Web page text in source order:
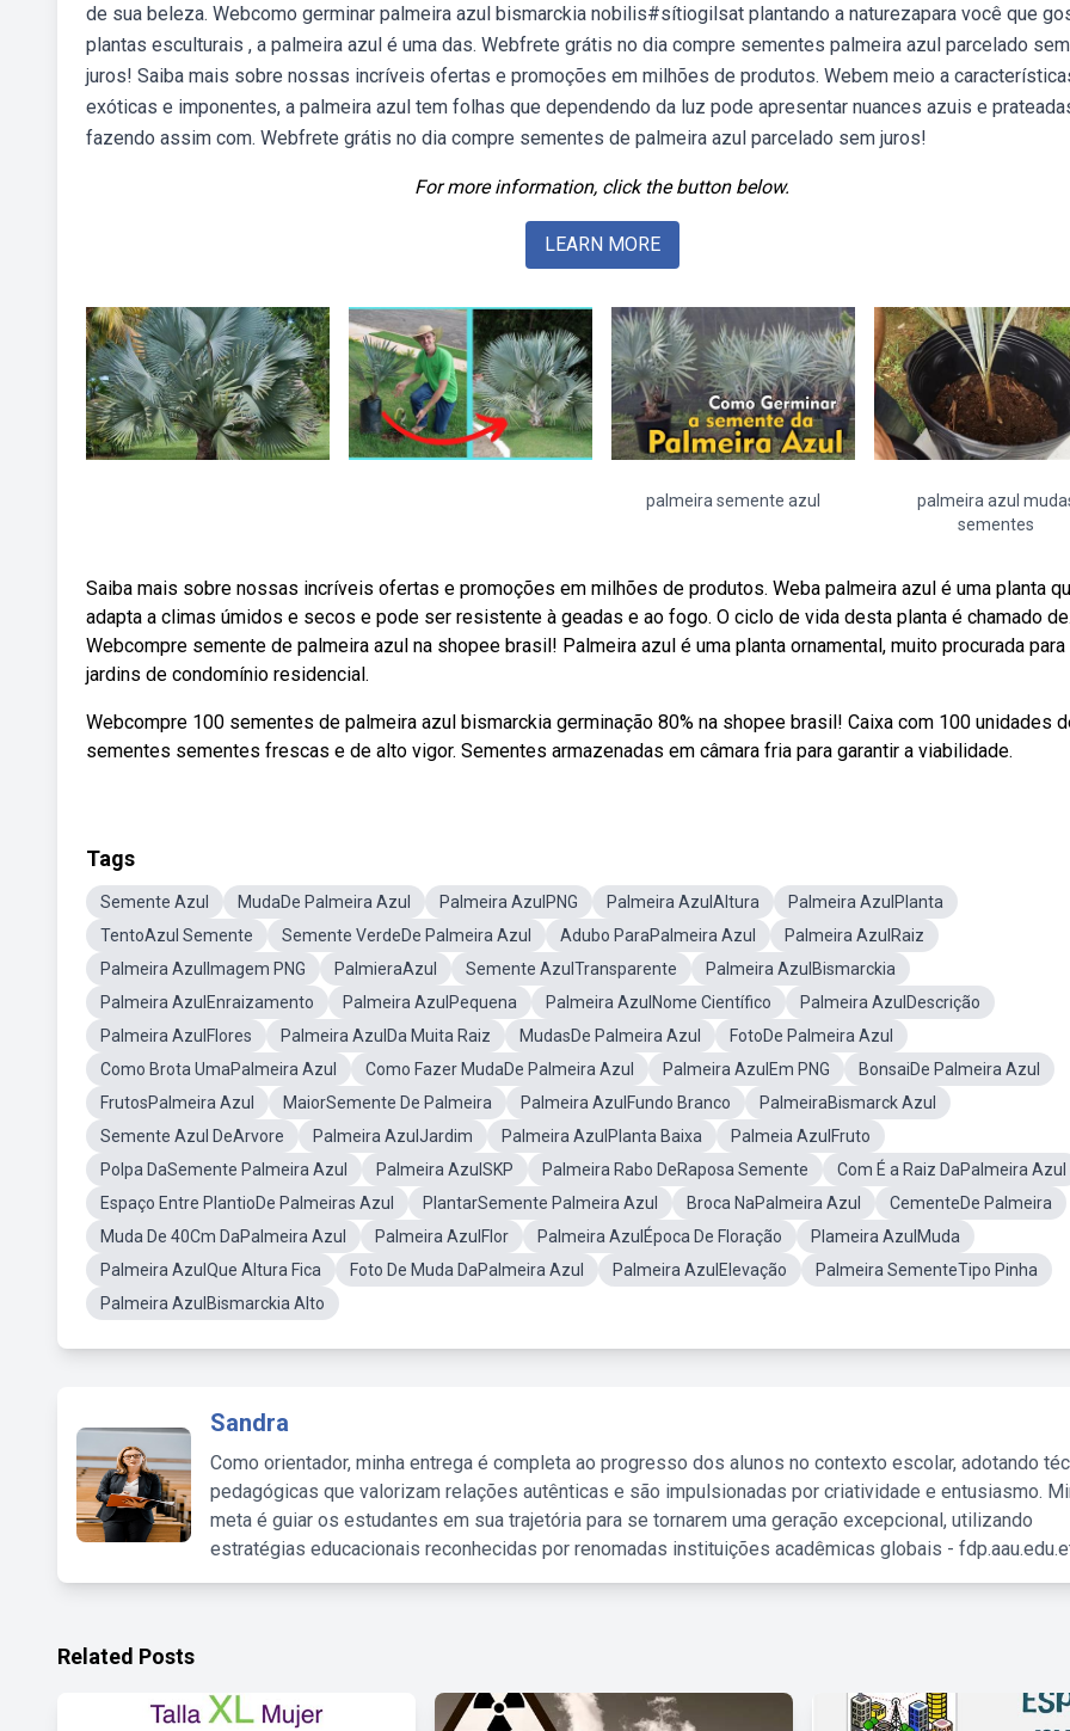
de sua beleza. Webcomo germinar palmeira azul bismarckia nobilis#sítiogilsat plantando a naturezapara você que
plantas esculturais , a palmeira azul é uma das. Webfrete grátis no dia compre sementes palmeira azul parcelado sem
juros! Saiba mais sobre nossas incríveis ofertas e promoções em milhões de produtos. Webem meio a
exóticas e imponentes, a palmeira azul tem folhas que dependendo da luz pode apresentar nuances azuis e
fazendo assim com. Webfrete grátis no dia compre sementes de palmeira azul parcelado sem juros!
For more information, click the button below.
LEARN MORE
palmeira semente azul
palmeira azul
sementes
Saiba mais sobre nossas incríveis ofertas e promoções em milhões de produtos. Weba palmeira azul é uma planta
adapta a climas úmidos e secos e pode ser resistente à geadas e ao fogo. O ciclo de vida desta planta é chamado
Webcompre semente de palmeira azul na shopee brasil! Palmeira azul é uma planta ornamental, muito procurada para
jardins de condomínio residencial.
Webcompre 100 sementes de palmeira azul bismarckia germinação 80% na shopee brasil! Caixa com 100 unidades
sementes sementes frescas e de alto vigor. Sementes armazenadas em câmara fria para garantir a viabilidade.
Tags
Semente Azul MudaDe Palmeira Azul Palmeira AzulPNG Palmeira AzulAltura
Palmeira AzulPlanta
TentoAzul Semente
Semente VerdeDe Palmeira Azul Adubo ParaPalmeira Azul
Palmeira AzulRaiz
Palmeira AzulImagem PNG
PalmieraAzul Semente AzulTransparente
Palmeira AzulBismarckia
Palmeira AzulEnraizamento
Palmeira AzulPequena Palmeira AzulNome Científico
Palmeira AzulDescrição
Palmeira AzulFlores
Palmeira AzulDa Muita Raiz MudasDe Palmeira Azul
FotoDe Palmeira Azul
Como Brota UmaPalmeira Azul
Como Fazer MudaDe Palmeira Azul Palmeira AzulEm PNG
BonsaiDe Palmeira Azul
FrutosPalmeira Azul
MaiorSemente De Palmeira Palmeira AzulFundo Branco
PalmeiraBismarck Azul
Semente Azul DeArvore
Palmeira AzulJardim Palmeira AzulPlanta Baixa
Palmeia AzulFruto
Polpa DaSemente Palmeira Azul
Palmeira AzulSKP Palmeira Rabo DeRaposa Semente
Com É a Raiz DaPalmeira Azul
Espaço Entre PlantioDe Palmeiras Azul
PlantarSemente Palmeira Azul Broca NaPalmeira Azul
CementeDe Palmeira
Muda De 40Cm DaPalmeira Azul
Palmeira AzulFlor Palmeira AzulÉpoca De Floração
Plameira AzulMuda
Palmeira AzulQue Altura Fica
Foto De Muda DaPalmeira Azul Palmeira AzulElevação
Palmeira SementeTipo Pinha
Palmeira AzulBismarckia Alto
Sandra
Como orientador, minha entrega é completa ao progresso dos alunos no contexto escolar, adotando
pedagógicas que valorizam relações autênticas e são impulsionadas por criatividade e entusiasmo.
meta é guiar os estudantes em sua trajetória para se tornarem uma geração excepcional, utilizando
estratégias educacionais reconhecidas por renomadas instituições acadêmicas globais -
Related Posts